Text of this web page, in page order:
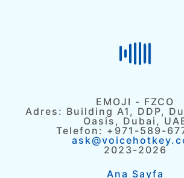
EMOJI - FZCO
Adres: Building A1, DDP,
Oasis, Dubai,
Telefon: +971-589-
2023-2026
Ana Sayfa